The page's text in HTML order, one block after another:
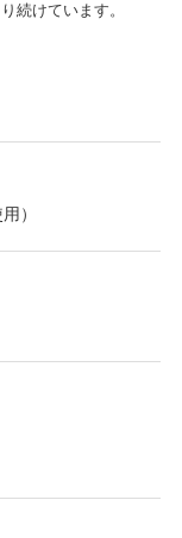
続けています。
）